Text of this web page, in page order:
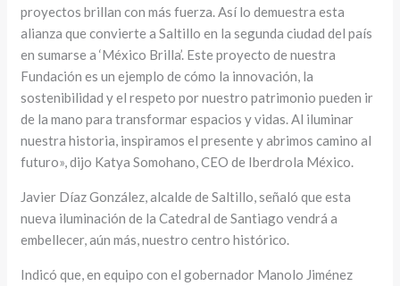
proyectos brillan con más fuerza. Así lo demuestra esta
alianza que convierte a Saltillo en la segunda ciudad del país
en sumarse a ‘México Brilla’. Este proyecto de nuestra
Fundación es un ejemplo de cómo la innovación, la
sostenibilidad y el respeto por nuestro patrimonio pueden ir
de la mano para transformar espacios y vidas. Al iluminar
nuestra historia, inspiramos el presente y abrimos camino al
futuro», dijo Katya Somohano, CEO de Iberdrola México.
Javier Díaz González, alcalde de Saltillo, señaló que esta
nueva iluminación de la Catedral de Santiago vendrá a
embellecer, aún más, nuestro centro histórico.
Indicó que, en equipo con el gobernador Manolo Jiménez